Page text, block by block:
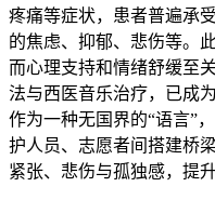
疼痛等症状，患者普遍承
的焦虑、抑郁、悲伤等。
而心理支持和情绪舒缓至
法与西医音乐治疗，已成
作为一种无国界的“语言”
护人员、志愿者间搭建桥
紧张、悲伤与孤独感，提